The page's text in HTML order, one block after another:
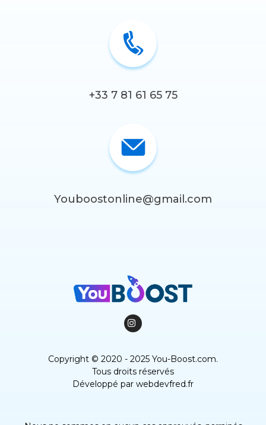
+33 7 81 61 65 75
Youboostonline@gmail.com
Copyright © 2020 - 2025 You-Boost.com.
Tous droits réservés
Développé par webdevfred.fr